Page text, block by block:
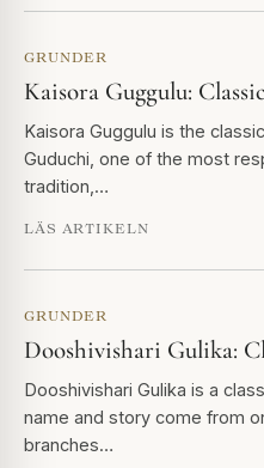
GRUNDER
Kaisora Guggulu:
Kaisora Guggulu is the
Guduchi, one of the most
tradition,…
LÄS ARTIKELN
GRUNDER
Dooshivishari Gulika:
Dooshivishari Gulika is a
name and story come from
branches…